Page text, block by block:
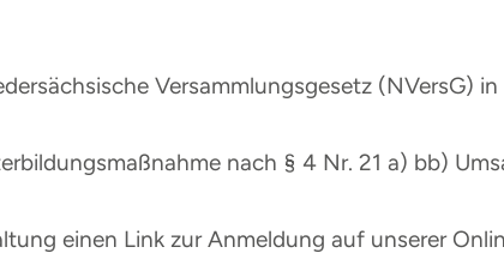
Versammlungsgesetz (NVersG)
nach § 4 Nr. 21 a) bb)
einen Link zur Anmeldung auf unserer